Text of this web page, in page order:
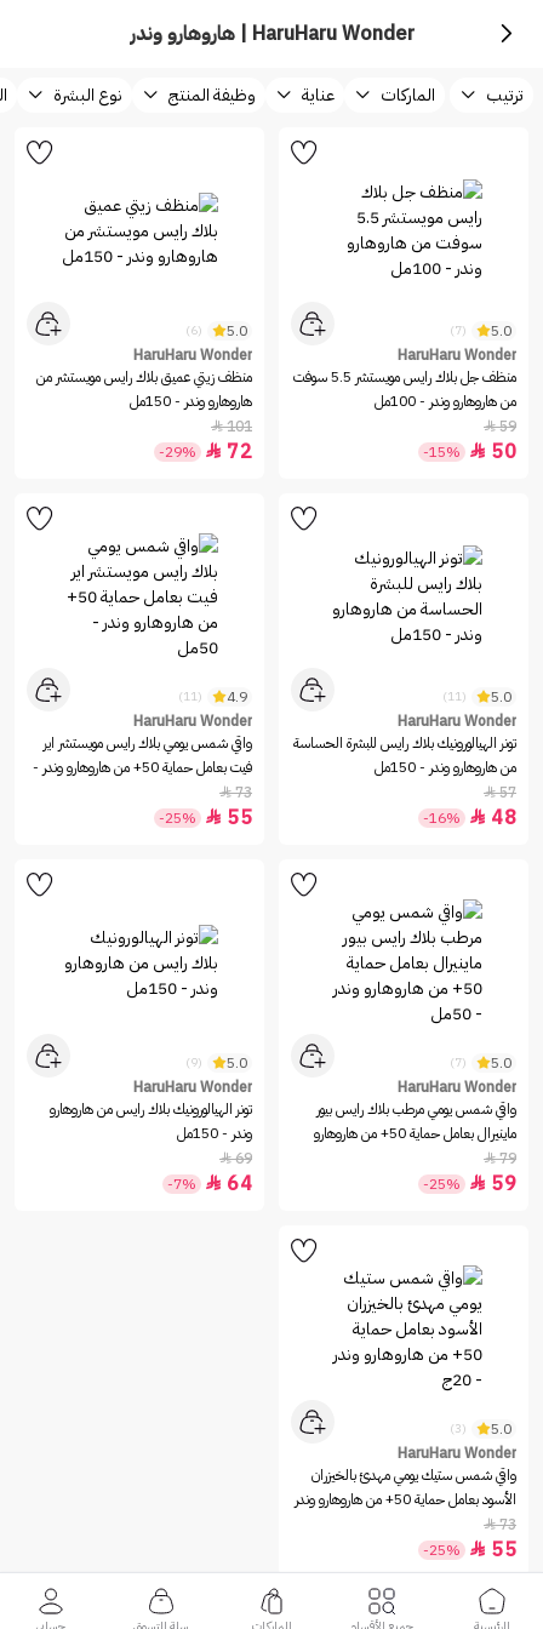
HaruHaru Wonder | هاروهارو وندر
ترتيب الماركات عناية وظيفة المنتج نوع البشرة
5.0
(7)
HaruHaru Wonder
منظف جل بلاك رايس مويستشر 5.5 سوفت
من هاروهارو وندر - 100مل
59

50

-15%
5.0
(6)
HaruHaru Wonder
منظف زيتي عميق بلاك رايس مويستشر من
هاروهارو وندر - 150مل
101

72

-29%
5.0
(11)
HaruHaru Wonder
تونر الهيالورونيك بلاك رايس للبشرة الحساسة
من هاروهارو وندر - 150مل
57

48

-16%
4.9
(11)
HaruHaru Wonder
واقي شمس يومي بلاك رايس مويستشر اير
فيت بعامل حماية 50+ من هاروهارو وندر -
50مل
73

55

-25%
5.0
(7)
HaruHaru Wonder
واقي شمس يومي مرطب بلاك رايس بيور
ماينيرال بعامل حماية 50+ من هاروهارو
وندر - 50مل
79

59

-25%
5.0
(9)
HaruHaru Wonder
تونر الهيالورونيك بلاك رايس من هاروهارو
وندر - 150مل
69

64

-7%
5.0
(3)
HaruHaru Wonder
واقي شمس ستيك يومي مهدئ بالخيزران
الأسود بعامل حماية 50+ من هاروهارو وندر
- 20ج
73

55

-25%
الرئيسية جميع الأقسام الماركات سلة التسوق حسابي